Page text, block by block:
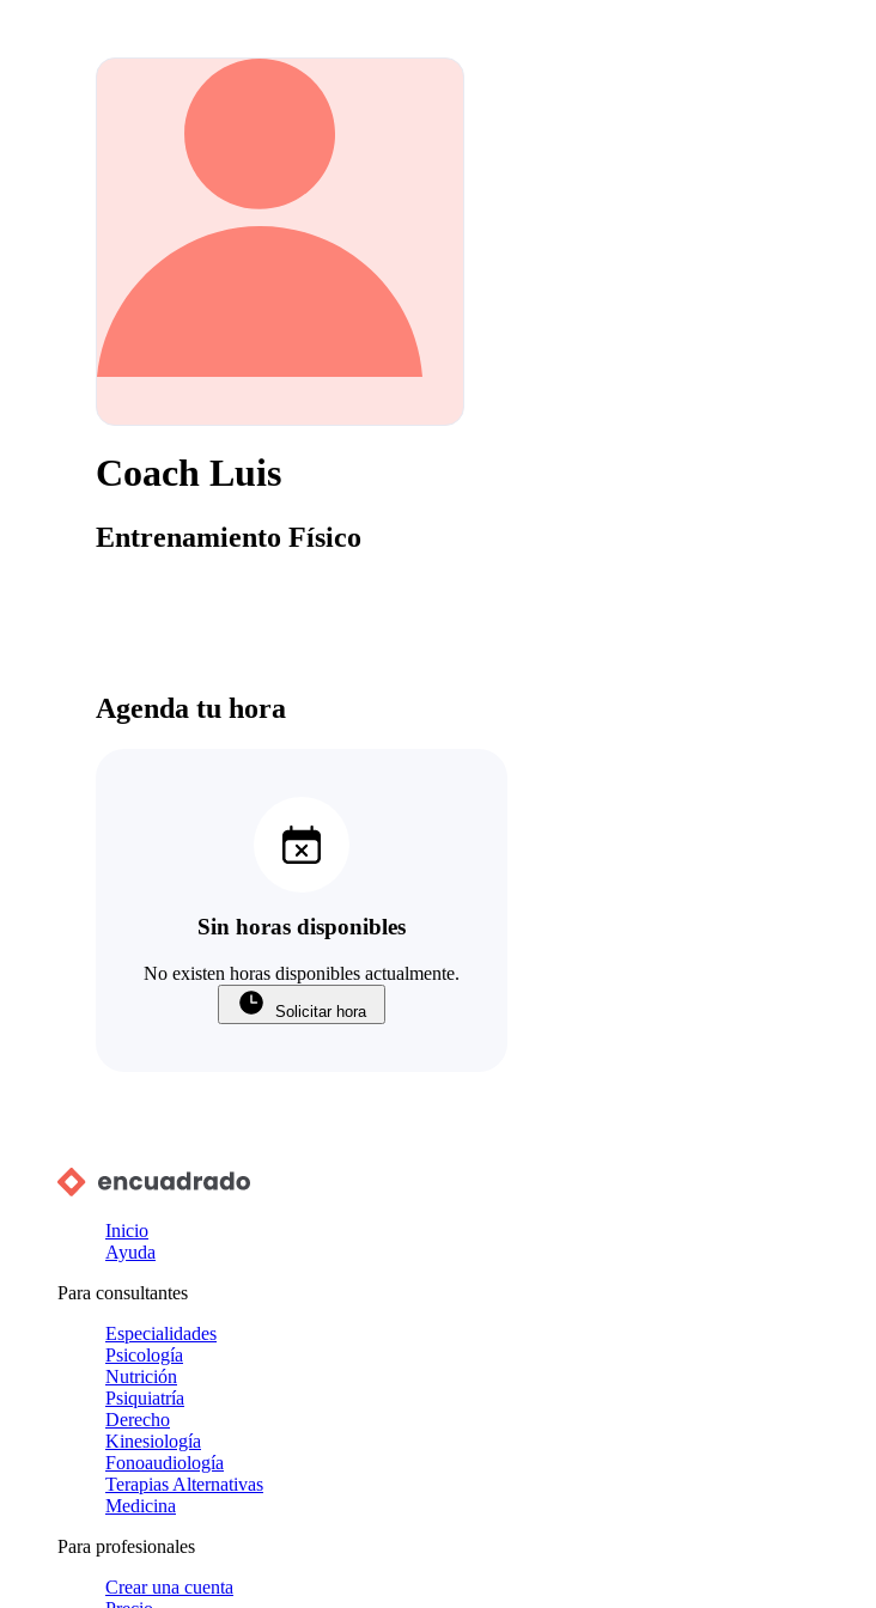
Coach Luis
Entrenamiento Físico
Agenda tu hora
Sin horas disponibles
No existen horas disponibles actualmente.
Solicitar hora
Inicio
Ayuda
Para consultantes
Especialidades
Psicología
Nutrición
Psiquiatría
Derecho
Kinesiología
Fonoaudiología
Terapias Alternativas
Medicina
Para profesionales
Crear una cuenta